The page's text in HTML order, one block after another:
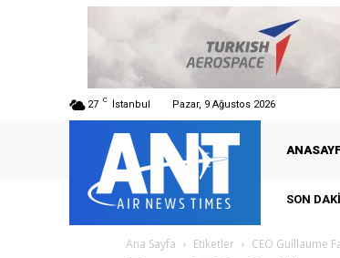
27 C İstanbul Pazar, 9 Ağustos 2026
SON
Ana Sayfa Etiketler CEO Guillaume